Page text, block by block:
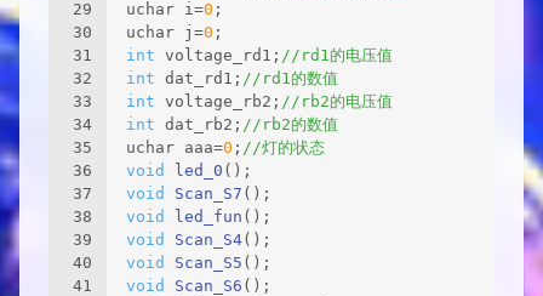
29
30
31
32
33
34
35
36
37
38
39
40
41
uchar i=0 ;
uchar j=0 ;
int voltage_rd1; //rd1的电压值
int dat_rd1; //rd1的数值
int voltage_rb2; //rb2的电压值
int dat_rb2; //rb2的数值
uchar aaa=0 ; //灯的状态
void
led_0 () ;
void
Scan_S7 () ;
void
led_fun () ;
void
Scan_S4() ;
void
Scan_S5 () ;
void
Scan_S6 () ;